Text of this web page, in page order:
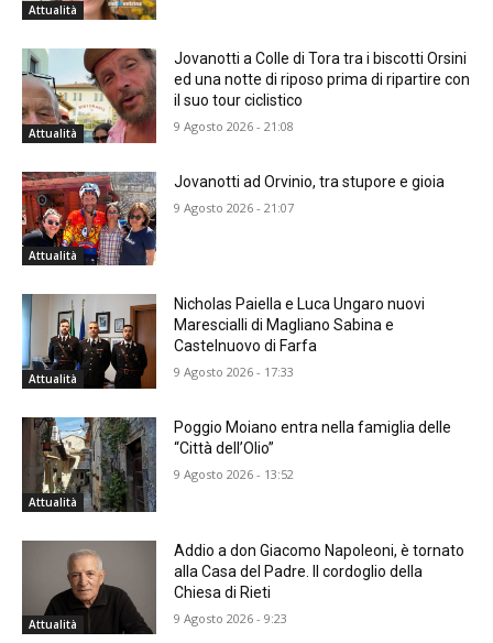
Attualità
Attualità
Jovanotti a Colle di Tora tra i biscotti Orsini
ed una notte di riposo prima di ripartire con
il suo tour ciclistico
9 Agosto 2026 - 21:08
Attualità
Jovanotti ad Orvinio, tra stupore e gioia
9 Agosto 2026 - 21:07
Attualità
Nicholas Paiella e Luca Ungaro nuovi
Marescialli di Magliano Sabina e
Castelnuovo di Farfa
9 Agosto 2026 - 17:33
Attualità
Poggio Moiano entra nella famiglia delle
“Città dell’Olio”
9 Agosto 2026 - 13:52
Attualità
Addio a don Giacomo Napoleoni, è tornato
alla Casa del Padre. Il cordoglio della
Chiesa di Rieti
9 Agosto 2026 - 9:23